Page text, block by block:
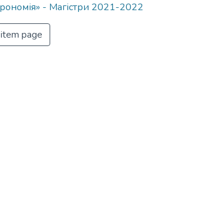
- Магістри 2021-2022
page